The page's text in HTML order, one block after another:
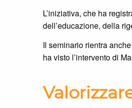
L’iniziativa, che ha
dell’educazione, della
Il seminario rientra
ha visto l’intervento di